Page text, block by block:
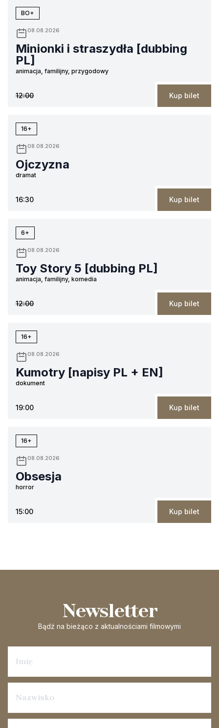
BO+
08.08.2026
Minionki i straszydła [dubbing
PL]
animacja, familijny, przygodowy
12:00 Kup bilet
16+
08.08.2026
Ojczyzna
dramat
16:30 Kup bilet
6+
08.08.2026
Toy Story 5 [dubbing PL]
animacja, familijny, komedia
12:00 Kup bilet
16+
08.08.2026
Kumotry [napisy PL + EN]
dokument
19:00 Kup bilet
16+
08.08.2026
Obsesja
horror
15:00 Kup bilet
Newsletter
Bądź na bieżąco z aktualnościami filmowymi